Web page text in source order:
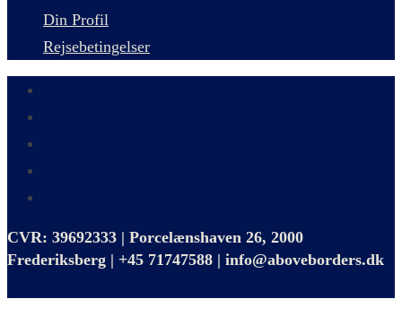
Din Profil
Rejsebetingelser
CVR: 39692333 | Porcelænshaven 26, 2000
Frederiksberg | +45 71747588 | info@aboveborders.dk